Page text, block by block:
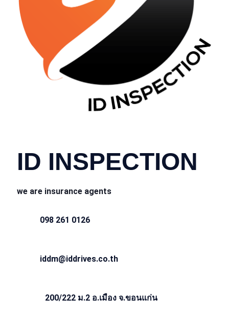
ID INSPECTION
we are insurance agents
098 261 0126
iddm@iddrives.co.th
200/222 ม.2 อ.เมือง จ.ขอนแก่น